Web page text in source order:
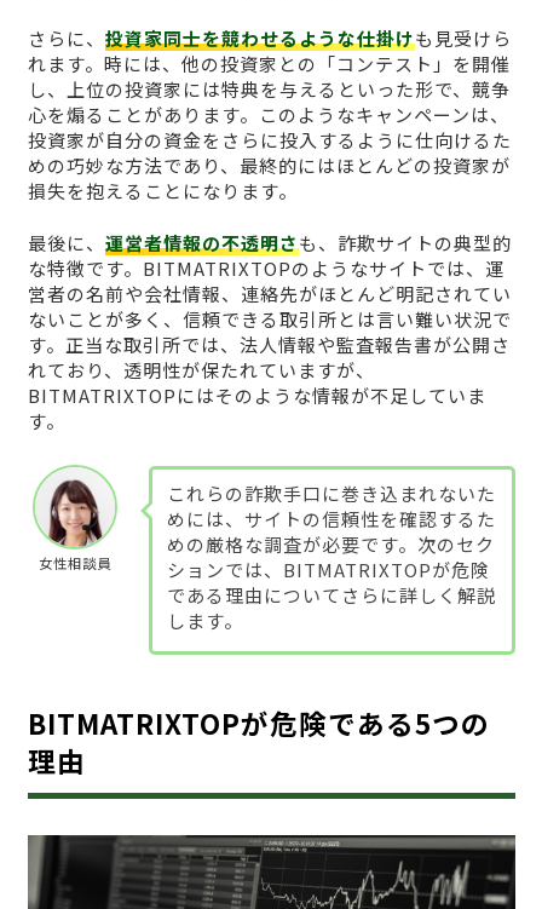
さらに、 投資家同士を競わせるような仕掛けも見受けら
れます。時には、他の投資家との「コンテスト」を開催
し、上位の投資家には特典を与えるといった形で、競争
心を煽ることがあります。このようなキャンペーンは、
投資家が自分の資金をさらに投入するように仕向けるた
めの巧妙な方法であり、最終的にはほとんどの投資家が
損失を抱えることになります。
最後に、 運営者情報の不透明さも、詐欺サイトの典型的
な特徴です。BITMATRIXTOPのようなサイトでは、運
営者の名前や会社情報、連絡先がほとんど明記されてい
ないことが多く、信頼できる取引所とは言い難い状況で
す。正当な取引所では、法人情報や監査報告書が公開さ
れており、透明性が保たれていますが、
BITMATRIXTOPにはそのような情報が不足していま
す。
女性相談員
これらの詐欺手口に巻き込まれないた
めには、サイトの信頼性を確認するた
めの厳格な調査が必要です。次のセク
ションでは、BITMATRIXTOPが危険
である理由についてさらに詳しく解説
します。
BITMATRIXTOPが危険である5つの
理由